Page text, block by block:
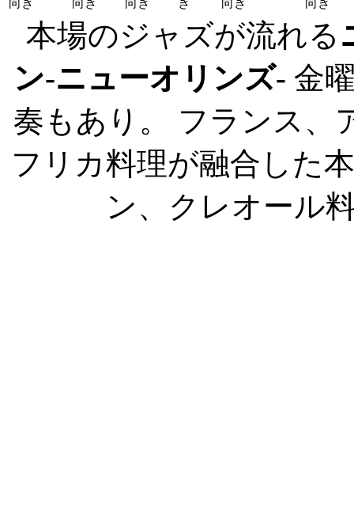
向き
き
向き
本場のジャズが流れる
ン-ニューオリンズ- 金
奏もあり。 フランス、
フリカ料理が融合した
ン、クレオール